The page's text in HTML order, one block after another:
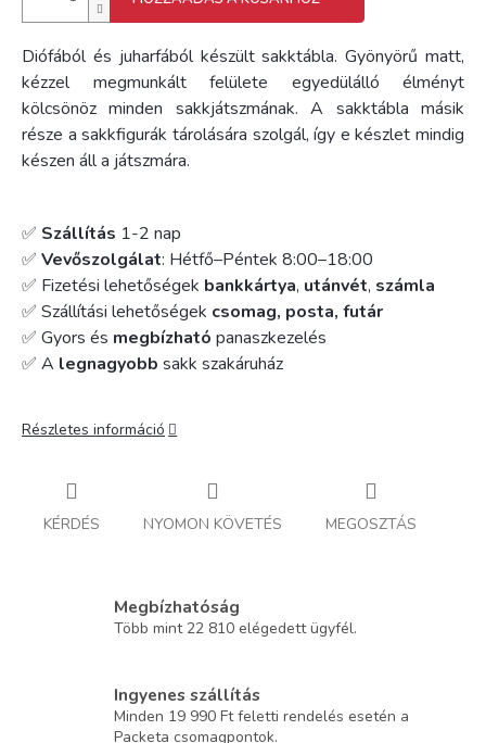
Diófából és juharfából készült sakktábla. Gyönyörű matt,
kézzel megmunkált felülete egyedülálló élményt
kölcsönöz minden sakkjátszmának. A sakktábla másik
része a sakkfigurák tárolására szolgál, így e készlet mindig
készen áll a játszmára.
✅ Szállítás 1-2 nap
✅ Vevőszolgálat: Hétfő–Péntek 8:00–18:00
✅ Fizetési lehetőségek bankkártya, utánvét, számla
✅ Szállítási lehetőségek csomag, posta, futár
✅ Gyors és megbízható panaszkezelés
✅ A legnagyobb sakk szakáruház
Részletes információ
KÉRDÉS NYOMON KÖVETÉS MEGOSZTÁS
Megbízhatóság
Több mint 22 810 elégedett ügyfél.
Ingyenes szállítás
Minden 19 990 Ft feletti rendelés esetén a
Packeta csomagpontok.